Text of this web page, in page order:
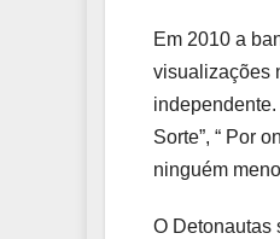
Em 2010 a
visualizações
independente.
Sorte”, “ Por
ninguém
O Detonautas